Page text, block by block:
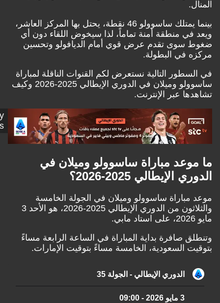
بينما يمتلك ساسوولو 46 نقطة، يحتل بها المركز العاشر،
منطقة أمنة تماماً، لذا سيخوض اللقاء دون أي
تقدم عرض قوي أمام الديافولو وتحسين
في البطولة.
التالية نستعرض لكم القنوات الناقلة لمباراة
ساسوولو وميلان في الدوري الإيطالي 2025-2026 وكيف
عبر الإنترنت.
Getty
Images
مباراة ساسوولو وميلان في
2025-2026؟
ساسوولو وميلان في الجولة الخامسة
والثلاثون من الدوري الإيطالي 2025-2026، هو الأحد 3
صافرة بداية المباراة في الساعة الرابعة مساءً
السعودية، الخامسة مساءً بتوقيت الإمارات.
الدوري الإيطالي - الجولة 35
-
09:00